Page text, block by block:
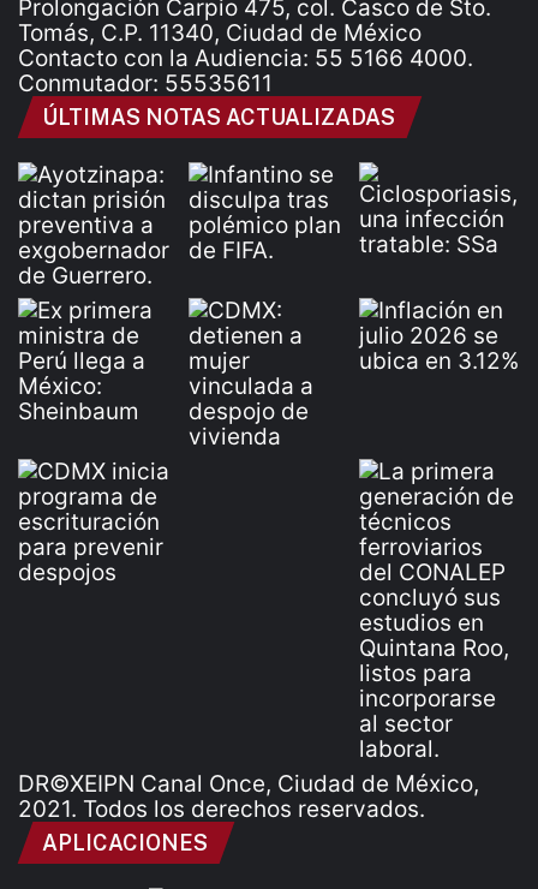
Prolongación Carpio 475, col. Casco de Sto.
Tomás, C.P. 11340, Ciudad de México
Contacto con la Audiencia: 55 5166 4000.
Conmutador: 55535611
ÚLTIMAS NOTAS ACTUALIZADAS
DR©XEIPN Canal Once, Ciudad de México,
2021. Todos los derechos reservados.
APLICACIONES